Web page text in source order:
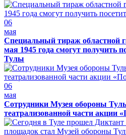
06
мая
Специальный тираж областной
мая 1945 года смогут получить
Тулы
06
мая
Сотрудники Музея обороны
театрализованной части акции